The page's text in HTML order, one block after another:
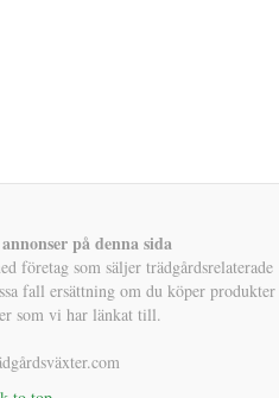
på denna sida
företag som säljer trädgårdsrelaterade
fall ersättning om du köper produkter
som vi har länkat till.